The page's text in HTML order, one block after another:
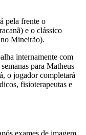
pela frente o
e o clássico
Mineirão).
internamente com
para Matheus
o jogador completará
fisioterapeutas e
exames de imagem,